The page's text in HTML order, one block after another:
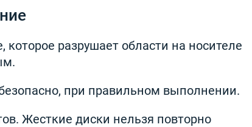
разрушает области на носителе
при правильном выполнении.
Жесткие диски нельзя повторно